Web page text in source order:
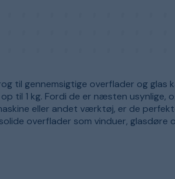
til gennemsigtige overflader og glas
til 1 kg. Fordi de er næsten usynlige,
eller andet værktøj, er de
overflader som vinduer, glasdøre